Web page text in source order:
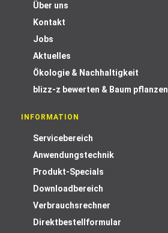
Über uns
Kontakt
Jobs
Aktuelles
Ökologie & Nachhaltigkeit
blizz-z bewerten & Baum pflanzen
INFORMATION
Servicebereich
Anwendungstechnik
Produkt-Specials
Downloadbereich
Verbrauchsrechner
Direktbestellformular